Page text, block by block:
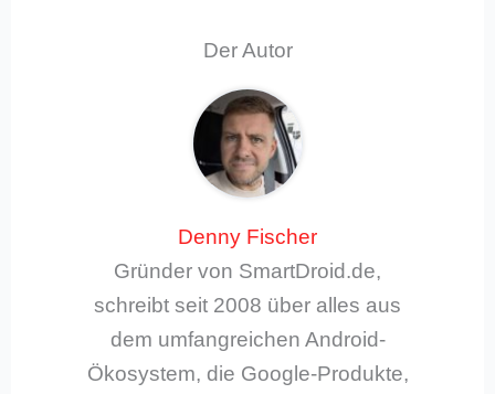
Der Autor
Denny Fischer
Gründer von SmartDroid.de,
schreibt seit 2008 über alles aus
dem umfangreichen Android-
Ökosystem, die Google-Produkte,